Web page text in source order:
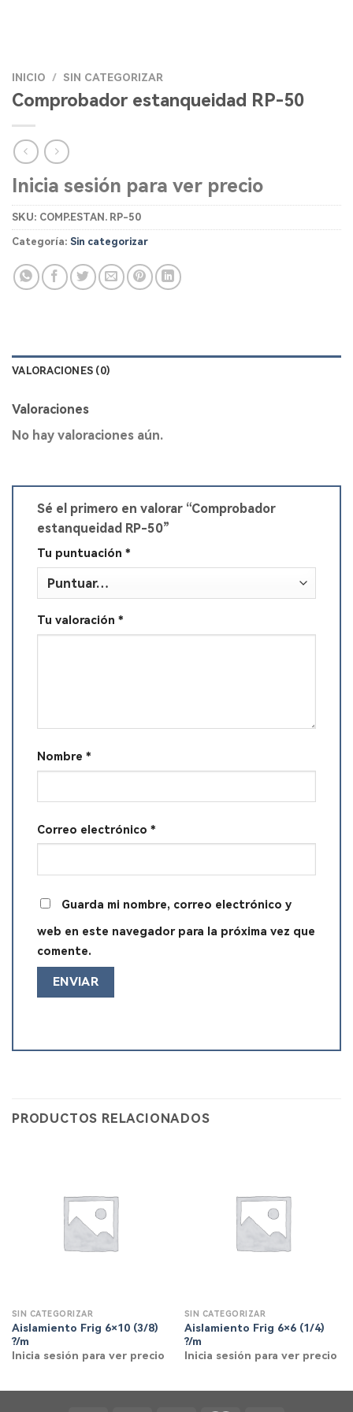
INICIO / SIN CATEGORIZAR
Comprobador estanqueidad RP-50
Inicia sesión para ver precio
SKU: COMP.ESTAN. RP-50
Categoría: Sin categorizar
VALORACIONES (0)
Valoraciones
No hay valoraciones aún.
Sé el primero en valorar “Comprobador
estanqueidad RP-50”
Tu puntuación *
Tu valoración *
Nombre *
Correo electrónico *
Guarda mi nombre, correo electrónico y
web en este navegador para la próxima vez que
comente.
PRODUCTOS RELACIONADOS
SIN CATEGORIZAR
Aislamiento Frig 6×10 (3/8)
?/m
Inicia sesión para ver precio
SIN CATEGORIZAR
Aislamiento Frig 6×6 (1/4)
?/m
Inicia sesión para ver precio